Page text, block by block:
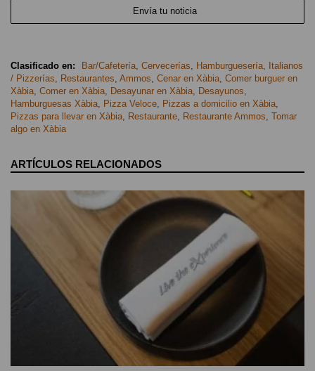
Envía tu noticia
Clasificado en: Bar/Cafetería, Cervecerías, Hamburguesería, Italianos
/ Pizzerías, Restaurantes, Ammos, Cenar en Xàbia, Comer burguer en
Xàbia, Comer en Xàbia, Desayunar en Xàbia, Desayunos,
Hamburguesas Xàbia, Pizza Veloce, Pizzas a domicilio en Xàbia,
Pizzas para llevar en Xàbia, Restaurante, Restaurante Ammos, Tomar
algo en Xàbia
ARTÍCULOS RELACIONADOS